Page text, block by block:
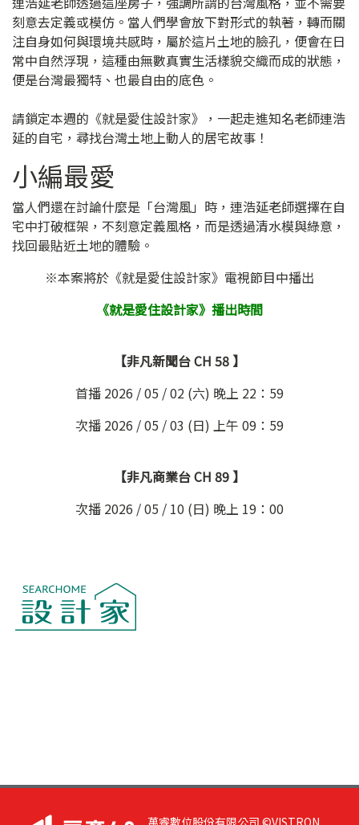
刻意去定義或模仿。當人們學會放下對形式的執著，轉而關
注自身如何與環境共感時，屬於這片土地的臉孔，便會在日
常中自然浮現，這種由無數真實生活樣貌交織而成的狀態，
便是台灣最獨特、也最自由的底色。
請鎖定本週的《就是愛住設計家》，一起走進知名老師連浩
延的自宅，尋找台灣土地上動人的居宅故事！
小編最愛
當人們還在討論什麼是「台灣風」時，連浩延老師選擇在自
宅中打破框架，不刻意定義風格，而是透過清水模與綠意，
找回最貼近土地的體驗。
※本案將於《就是愛住設計家》電視節目中播出
《就是愛住設計家》播出時間
【非凡新聞台 CH 58 】
首播 2026 / 05 / 02 (六) 晚上 22：59
次播 2026 / 05 / 03 (日) 上午 09：59
【非凡商業台 CH 89 】
次播 2026 / 05 / 10 (日) 晚上 19：00
萬睿數位股份有限公司 ©VISTRON